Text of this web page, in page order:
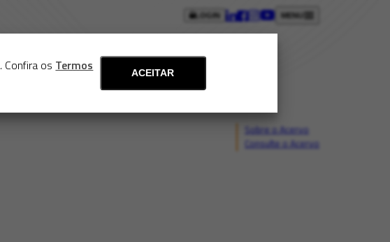
Confira os Termos
ACEITAR
LOGIN
Sobre o Acervo
Consulte o Acervo